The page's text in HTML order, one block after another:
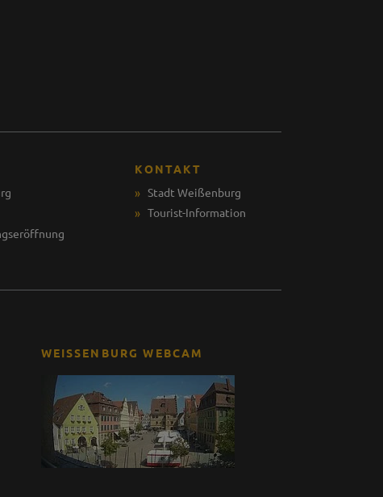
KONTAKT
Stadt Weißenburg
Tourist-Information
WEISSENBURG WEBCAM